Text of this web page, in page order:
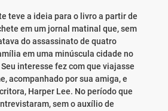
teve a ideia para o livro a partir de
em um jornal matinal que, sem
do assassinato de quatro
em uma minúscula cidade no
interesse fez com que viajasse
acompanhado por sua amiga, e
Harper Lee. No período que
sem o auxílio de